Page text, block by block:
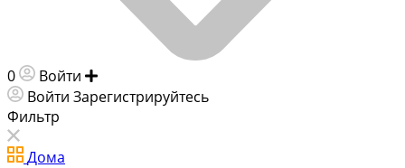
0 Войти
Войти Зарегистрируйтесь
Фильтр
Дома